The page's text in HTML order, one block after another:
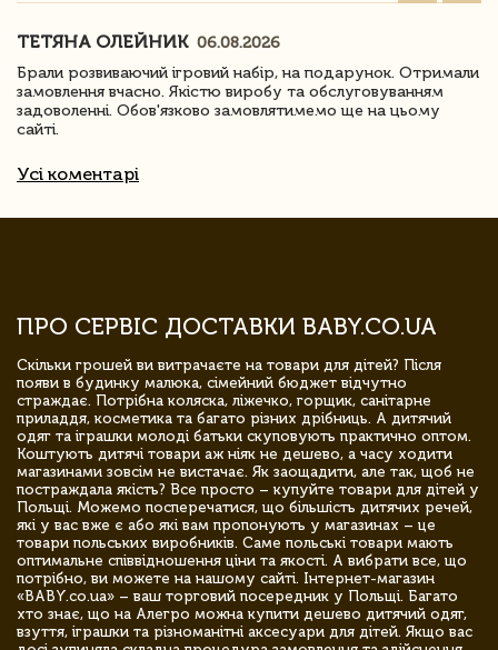
ТЕТЯНА ОЛЕЙНИК 06.08.2026
Брали розвиваючий ігровий набір, на подарунок. Отримали
замовлення вчасно. Якістю виробу та обслуговуванням
задоволенні. Обов'язково замовлятимемо ще на цьому
сайті.
Усі коментарі
ПРО СЕРВІС ДОСТАВКИ BABY.CO.UA
Скільки грошей ви витрачаєте на товари для дітей? Після
появи в будинку малюка, сімейний бюджет відчутно
страждає. Потрібна коляска, ліжечко, горщик, санітарне
приладдя, косметика та багато різних дрібниць. А дитячий
одяг та іграшки молоді батьки скуповують практично оптом.
Коштують дитячі товари аж ніяк не дешево, а часу ходити
магазинами зовсім не вистачає. Як заощадити, але так, щоб не
постраждала якість? Все просто – купуйте товари для дітей у
Польщі. Можемо посперечатися, що більшість дитячих речей,
які у вас вже є або які вам пропонують у магазинах – це
товари польських виробників. Саме польські товари мають
оптимальне співвідношення ціни та якості. А вибрати все, що
потрібно, ви можете на нашому сайті. Інтернет-магазин
«BABY.co.ua» – ваш торговий посередник у Польщі. Багато
хто знає, що на Алегро можна купити дешево дитячий одяг,
взуття, іграшки та різноманітні аксесуари для дітей. Якщо вас